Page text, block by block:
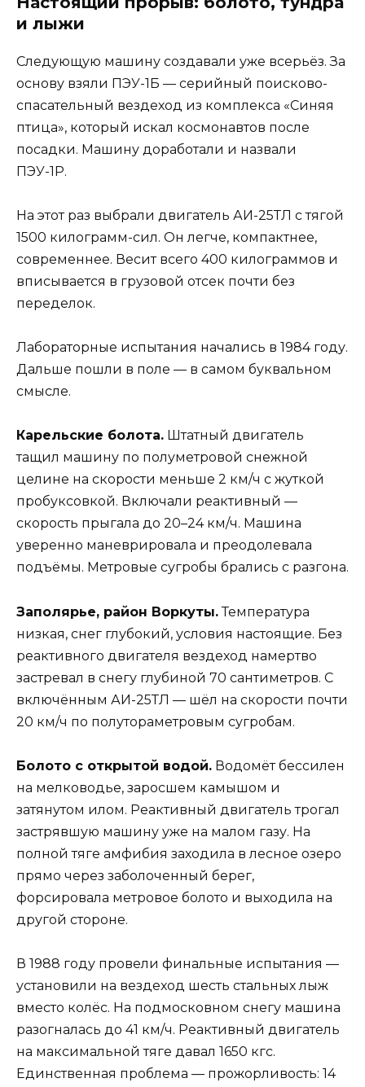
и лыжи
Следующую машину создавали уже всерьёз. За
основу взяли ПЭУ-1Б — серийный поисково-
спасательный вездеход из комплекса «Синяя
птица», который искал космонавтов после
посадки. Машину доработали и назвали
ПЭУ-1Р.
На этот раз выбрали двигатель АИ-25ТЛ с тягой
1500 килограмм-сил. Он легче, компактнее,
современнее. Весит всего 400 килограммов и
вписывается в грузовой отсек почти без
переделок.
Лабораторные испытания начались в 1984 году.
Дальше пошли в поле — в самом буквальном
смысле.
Карельские болота. Штатный двигатель
тащил машину по полуметровой снежной
целине на скорости меньше 2 км/ч с жуткой
пробуксовкой. Включали реактивный —
скорость прыгала до 20–24 км/ч. Машина
уверенно маневрировала и преодолевала
подъёмы. Метровые сугробы брались с разгона.
Заполярье, район Воркуты.Температура
низкая, снег глубокий, условия настоящие. Без
реактивного двигателя вездеход намертво
застревал в снегу глубиной 70 сантиметров. С
включённым АИ-25ТЛ — шёл на скорости почти
20 км/ч по полутораметровым сугробам.
Болото с открытой водой. Водомёт бессилен
на мелководье, заросшем камышом и
затянутом илом. Реактивный двигатель трогал
застрявшую машину уже на малом газу. На
полной тяге амфибия заходила в лесное озеро
прямо через заболоченный берег,
форсировала метровое болото и выходила на
другой стороне.
В 1988 году провели финальные испытания —
установили на вездеход шесть стальных лыж
вместо колёс. На подмосковном снегу машина
разогналась до 41 км/ч. Реактивный двигатель
на максимальной тяге давал 1650 кгс.
Единственная проблема — прожорливость: 14